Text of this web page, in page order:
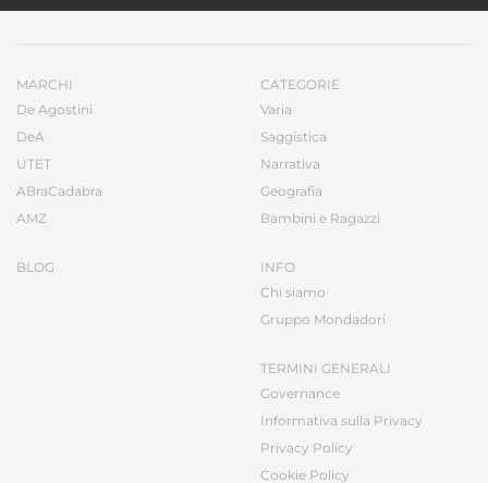
MARCHI
De Agostini
DeA
UTET
ABraCadabra
AMZ
BLOG
CATEGORIE
Varia
Saggistica
Narrativa
Geografia
Bambini e Ragazzi
INFO
Chi siamo
Gruppo Mondadori
TERMINI GENERALI
Governance
Informativa sulla Privacy
Privacy Policy
Cookie Policy